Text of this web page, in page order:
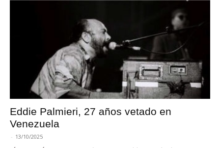
Eddie Palmieri, 27 años vetado en
Venezuela
- 13/10/2025